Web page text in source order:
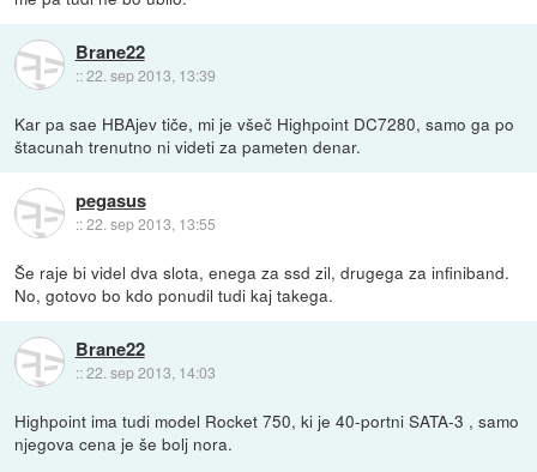
Brane22
::22. sep 2013, 13:39
Kar pa sae HBAjev tiče, mi je všeč Highpoint DC7280, samo ga po
štacunah trenutno ni videti za pameten denar.
pegasus
::22. sep 2013, 13:55
Še raje bi videl dva slota, enega za ssd zil, drugega za infiniband.
No, gotovo bo kdo ponudil tudi kaj takega.
Brane22
::22. sep 2013, 14:03
Highpoint ima tudi model Rocket 750, ki je 40-portni SATA-3 , samo
njegova cena je še bolj nora.